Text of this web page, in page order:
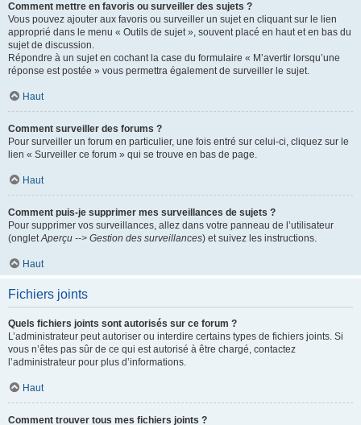
Comment mettre en favoris ou surveiller des sujets ?
Vous pouvez ajouter aux favoris ou surveiller un sujet en cliquant sur le lien
approprié dans le menu « Outils de sujet », souvent placé en haut et en bas du
sujet de discussion.
Répondre à un sujet en cochant la case du formulaire « M’avertir lorsqu’une
réponse est postée » vous permettra également de surveiller le sujet.
Haut
Comment surveiller des forums ?
Pour surveiller un forum en particulier, une fois entré sur celui-ci, cliquez sur le
lien « Surveiller ce forum » qui se trouve en bas de page.
Haut
Comment puis-je supprimer mes surveillances de sujets ?
Pour supprimer vos surveillances, allez dans votre panneau de l’utilisateur
(ongletAperçu --> Gestion des surveillances) et suivez les instructions.
Haut
Fichiers joints
Quels fichiers joints sont autorisés sur ce forum ?
L’administrateur peut autoriser ou interdire certains types de fichiers joints. Si
vous n’êtes pas sûr de ce qui est autorisé à être chargé, contactez
l’administrateur pour plus d’informations.
Haut
Comment trouver tous mes fichiers joints ?